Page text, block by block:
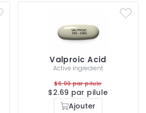
Valproic Acid
Active ingredient
$6.00 par pilule
$2.69 par pilule
Ajouter